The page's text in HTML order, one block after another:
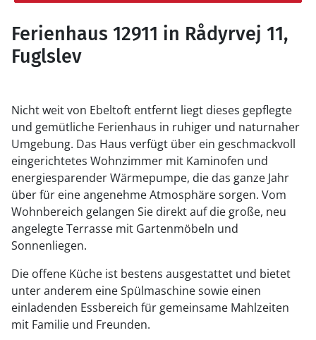
Ferienhaus 12911 in Rådyrvej 11,
Fuglslev
Nicht weit von Ebeltoft entfernt liegt dieses gepflegte
und gemütliche Ferienhaus in ruhiger und naturnaher
Umgebung. Das Haus verfügt über ein geschmackvoll
eingerichtetes Wohnzimmer mit Kaminofen und
energiesparender Wärmepumpe, die das ganze Jahr
über für eine angenehme Atmosphäre sorgen. Vom
Wohnbereich gelangen Sie direkt auf die große, neu
angelegte Terrasse mit Gartenmöbeln und
Sonnenliegen.
Die offene Küche ist bestens ausgestattet und bietet
unter anderem eine Spülmaschine sowie einen
einladenden Essbereich für gemeinsame Mahlzeiten
mit Familie und Freunden.